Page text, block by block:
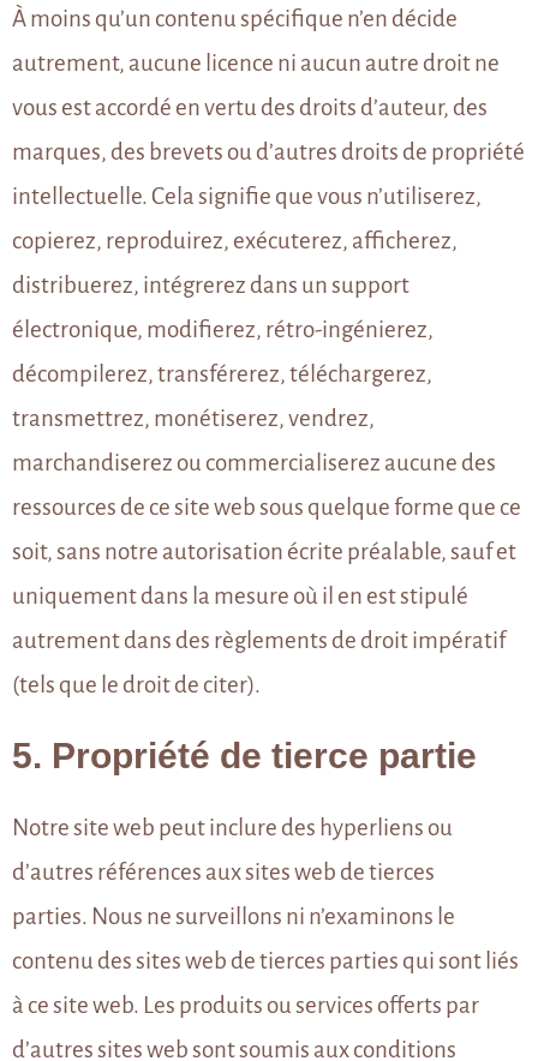
À moins qu’un contenu spécifique n’en décide
autrement, aucune licence ni aucun autre droit ne
vous est accordé en vertu des droits d’auteur, des
marques, des brevets ou d’autres droits de propriété
intellectuelle. Cela signifie que vous n’utiliserez,
copierez, reproduirez, exécuterez, afficherez,
distribuerez, intégrerez dans un support
électronique, modifierez, rétro-ingénierez,
décompilerez, transférerez, téléchargerez,
transmettrez, monétiserez, vendrez,
marchandiserez ou commercialiserez aucune des
ressources de ce site web sous quelque forme que ce
soit, sans notre autorisation écrite préalable, sauf et
uniquement dans la mesure où il en est stipulé
autrement dans des règlements de droit impératif
(tels que le droit de citer).
5. Propriété de tierce partie
Notre site web peut inclure des hyperliens ou
d’autres références aux sites web de tierces
parties. Nous ne surveillons ni n’examinons le
contenu des sites web de tierces parties qui sont liés
à ce site web. Les produits ou services offerts par
d’autres sites web sont soumis aux conditions